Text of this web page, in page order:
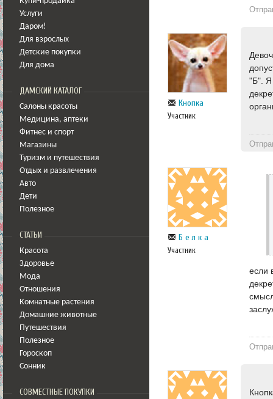
Услуги
Даром!
Для взрослых
Детские покупки
Для дома
ДАМСКИЙ КАТАЛОГ
Салоны красоты
Медицина, аптеки
Фитнес и спорт
Магазины
Туризм и путешествия
Отдых и развлечения
Авто
Дети
Полезное
СТАТЬИ
Красота
Здоровье
Мода
Отношения
Комнатные растения
Домашние животные
Путешествия
Полезное
Гороскоп
Сонник
СОВМЕСТНЫЕ ПОКУПКИ
Кнопка
Участник
"Б". Я
Б е л к а
Участник
если